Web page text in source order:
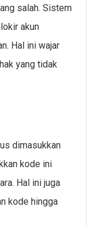
salah. Sistem
akun
Hal ini wajar
yang tidak
dimasukkan
kode ini
Hal ini juga
kode hingga